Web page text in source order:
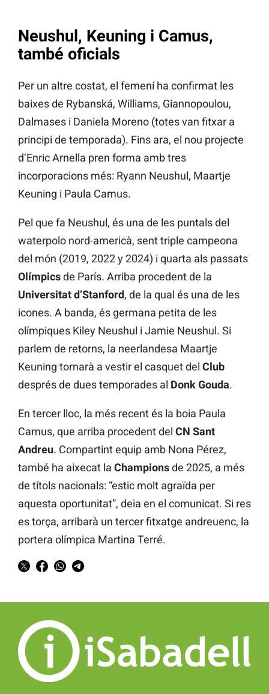
Neushul, Keuning i Camus,
també oficials
Per un altre costat, el femení ha confirmat les
baixes de Rybanská, Williams, Giannopoulou,
Dalmases i Daniela Moreno (totes van fitxar a
principi de temporada). Fins ara, el nou projecte
d’Enric Arnella pren forma amb tres
incorporacions més: Ryann Neushul, Maartje
Keuning i Paula Camus.
Pel que fa Neushul, és una de les puntals del
waterpolo nord-americà, sent triple campeona
del món (2019, 2022 y 2024) i quarta als passats
Olímpicsde París. Arriba procedent de la
Universitat d’Stanford, de la qual és una de les
icones. A banda, és germana petita de les
olímpiques Kiley Neushul i Jamie Neushul. Si
parlem de retorns, la neerlandesa Maartje
Keuning tornarà a vestir el casquet del Club
després de dues temporades al Donk Gouda.
En tercer lloc, la més recent és la boia Paula
Camus, que arriba procedent del CN Sant
Andreu. Compartint equip amb Nona Pérez,
també ha aixecat la Championsde 2025, a més
de títols nacionals: “estic molt agraïda per
aquesta oportunitat”, deia en el comunicat. Si res
es torça, arribarà un tercer fitxatge andreuenc, la
portera olímpica Martina Terré.